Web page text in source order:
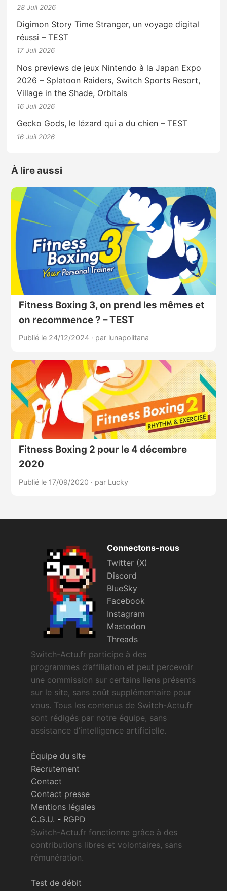
28 Juil 2026
Digimon Story Time Stranger, un voyage digital
réussi – TEST
17 Juil 2026
Nos previews de jeux Nintendo à la Japan Expo
2026 – Splatoon Raiders, Switch Sports Resort,
Village in the Shade, Orbitals
16 Juil 2026
Gecko Gods, le lézard qui a du chien – TEST
16 Juil 2026
À lire aussi
Fitness Boxing 3, on prend les mêmes et
on recommence ? – TEST
Publié le 24/12/2024 · par lunapolitana
Fitness Boxing 2 pour le 4 décembre
2020
Publié le 17/09/2020 · par Lucky
Connectons-nous
Twitter (X)
Discord
BlueSky
Facebook
Instagram
Mastodon
Threads
Switch-Actu.fr participe à des
programmes d’affiliation et peut percevoir
une commission sur certains liens présents
sur le site, sans coût supplémentaire pour
vous. Tous les contenus de Switch-Actu.fr
sont rédigés par notre équipe, sans
assistance d’intelligence artificielle.
Équipe du site
Recrutement
Contact
Contact presse
Mentions légales
C.G.U. - RGPD
Switch-Actu.fr fonctionne grâce à des
contributions libres et volontaires, sans
rémunération.
Test de débit